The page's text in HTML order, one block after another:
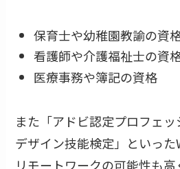
保育士や幼稚園教諭の資
看護師や介護福祉士の資
医療事務や簿記の資格
また「アドビ認定プロフェ
デザイン技能検定」といった
リモートワークの可能性も